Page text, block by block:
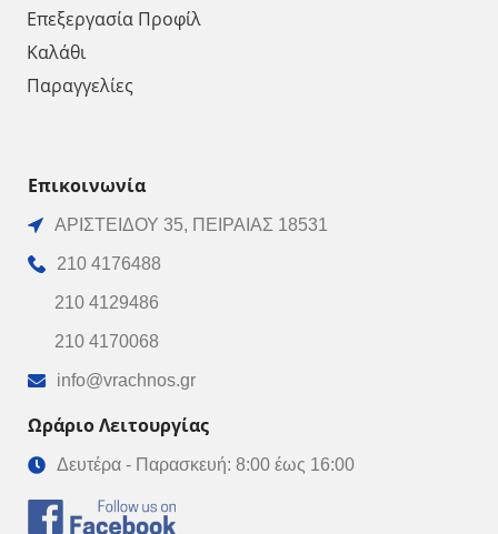
Επεξεργασία Προφίλ
Καλάθι
Παραγγελίες
Επικοινωνία
ΑΡΙΣΤΕΙΔΟΥ 35, ΠΕΙΡΑΙΑΣ 18531
210 4176488
210 4129486
210 4170068
info@vrachnos.gr
Ωράριο Λειτουργίας
Δευτέρα - Παρασκευή: 8:00 έως 16:00